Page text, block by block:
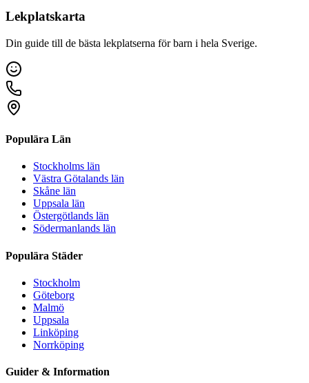
Lekplatskarta
Din guide till de bästa lekplatserna för barn i hela Sverige.
Populära Län
Stockholms län
Västra Götalands län
Skåne län
Uppsala län
Östergötlands län
Södermanlands län
Populära Städer
Stockholm
Göteborg
Malmö
Uppsala
Linköping
Norrköping
Guider & Information